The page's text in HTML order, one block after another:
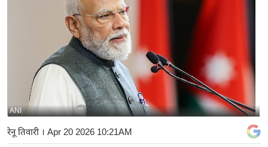
ज़
ने
स
ANI
रेनू तिवारी । Apr 20 2026 10:21AM